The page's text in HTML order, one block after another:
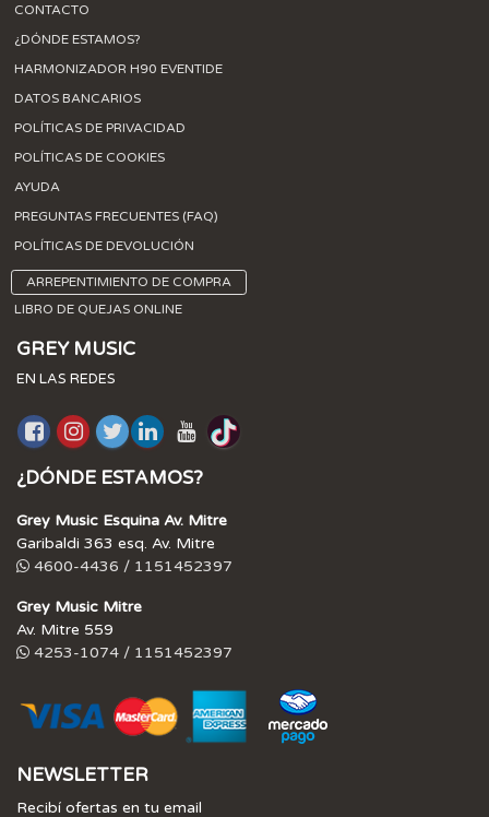
CONTACTO
¿DÓNDE ESTAMOS?
HARMONIZADOR H90 EVENTIDE
DATOS BANCARIOS
POLÍTICAS DE PRIVACIDAD
POLÍTICAS DE COOKIES
AYUDA
PREGUNTAS FRECUENTES (FAQ)
POLÍTICAS DE DEVOLUCIÓN
ARREPENTIMIENTO DE COMPRA
LIBRO DE QUEJAS ONLINE
GREY MUSIC
EN LAS REDES
¿DÓNDE ESTAMOS?
Grey Music Esquina Av. Mitre
Garibaldi 363 esq. Av. Mitre
4600-4436 / 1151452397
Grey Music Mitre
Av. Mitre 559
4253-1074 / 1151452397
NEWSLETTER
Recibí ofertas en tu email